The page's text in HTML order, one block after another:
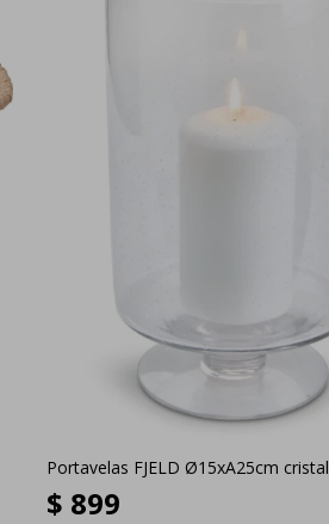
Portavelas FJELD Ø15xA25cm cristal
$ 899